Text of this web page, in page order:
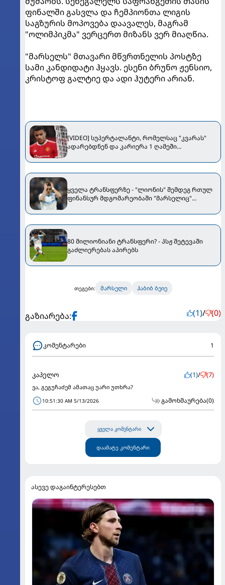
ფინალში გასვლა და ჩემპიონთა ლიგის
საგზურის მოპოვება დაავალეს, მაგრამ
"ოლიმპიკმა" ვერცერთ მიზანს ვერ მიაღწია.
"მარსელს" მთავარი მწვრთნელის პოსტზე
სამი კანდიდატი ჰყავს. ესენი ბრუნო ჟენსიო,
კრისტოფ გალტიე და ადი ჰუტერი არიან.
[VIDEO] სუპერტალანტი, რომელსაც "კვარას"
ადარებდნენ და კარიერა 1 ღამეში
ყველა ტრანსფერზე - "ლიონის" შემდეგ რთულ
ფინანსურ მდგომარეობაში "მარსელიც"
80 მილიონიანი ტრანსფერი? - პსჟ შეტევაში
გაძლიერებას აპირებს
თეგები: მარსელი ჰაბიბ ბეიე
გაზიარება: (1)/ (0)
კომენტარები 1
კაპელო (1)/ (7)
ვა, გეგუჩაძემ ამათაც უარი უთხრა?
10:51:30 AM 5/13/2026 გამოხმაურება(0)
ყველა კომენტარი
დაამატე კომენტარი
ასევე დაგაინტერესებთ